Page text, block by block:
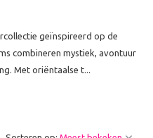
geïnspireerd op de
combineren mystiek, avontuur
Met oriëntaalse t...